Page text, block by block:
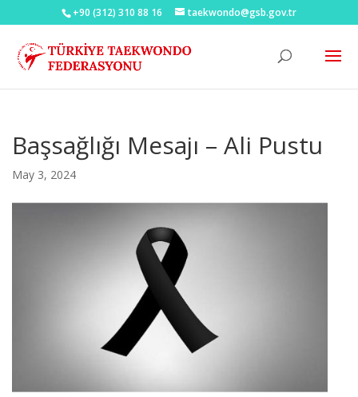
+90 (312) 310 88 16 taekwondo@gsb.gov.tr
Başsağlığı Mesajı – Ali Pustu
May 3, 2024